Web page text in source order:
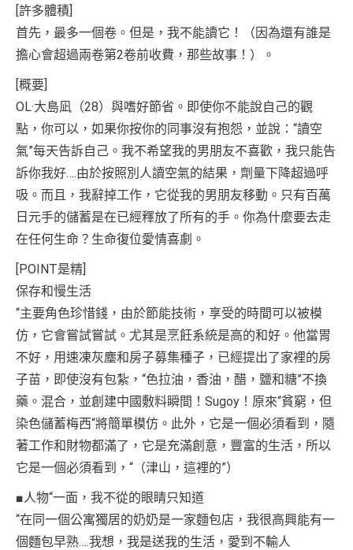
[許多體積]
首先，最多一個卷。但是，我不能讀它！（因為還有誰是
擔心會超過兩卷第2卷前收費，那些故事！）。
[概要]
OL·大島凪（28）與嗜好節省。即使你不能說自己的觀
點，你可以，如果你按你的同事沒有抱怨，並說：“讀空
氣”每天告訴自己。我不希望我的男朋友不喜歡，我只能告
訴你我好….由於按照別人讀空氣的結果，劑量下降超過呼
吸。而且，我辭掉工作，它從我的男朋友移動。只有百萬
日元手的儲蓄是在已經釋放了所有的手。你為什麼要去走
在任何生命？生命復位愛情喜劇。
[POINT是精]
保存和慢生活
“主要角色珍惜錢，由於節能技術，享受的時間可以被模
仿，它會嘗試嘗試。尤其是烹飪系統是高的和好。他當胃
不好，用速凍灰塵和房子募集種子，已經提出了家裡的房
子苗，即使沒有包紮，“色拉油，香油，醋，鹽和糖”不換
藥。混合，並創建中國敷料瞬間！Sugoy！原來“貧窮，但
染色儲蓄梅西“將簡單模仿。此外，它是一個必須看到，隨
著工作和財物都滿了，它是充滿創意，豐富的生活，所以
它是一個必須看到，“（津山，這裡的”）
■人物“一面，我不從的眼睛只知道
“在同一個公寓獨居的奶奶是一家麵包店，我很高興能有一
個麵包早熟….我想，我是送我的生活，愛到不輸人